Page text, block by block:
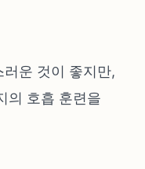
운 것이 좋지만,
의 호흡 훈련을